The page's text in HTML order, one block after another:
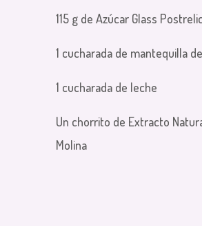
115 g de Azúcar Glass
1 cucharada de mantequilla
1 cucharada de leche
Un chorrito de Extracto
Molina